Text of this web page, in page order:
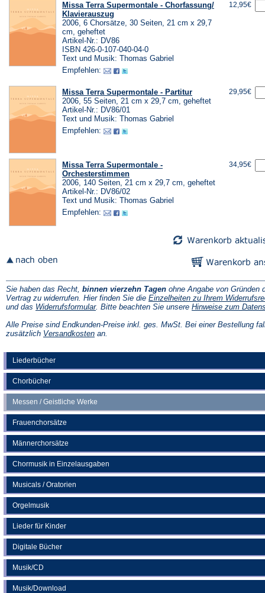
Liederbücher
Chorbücher
Messen / Geistliche Werke
Frauenchorsätze
Männerchorsätze
Chormusik in Einzelausgaben
Musicals / Oratorien
Orgelmusik
Lieder für Kinder
Digitale Bücher
Musik/CD
Musik/Download
Missa Terra Supermontale - Chorfassung/
Klavierauszug
2006, 6 Chorsätze, 30 Seiten, 21 cm x 29,7
cm, geheftet
Artikel-Nr.: DV86
ISBN 426-0-107-040-04-0
Text und Musik: Thomas Gabriel
Empfehlen:
12,95€
Missa Terra Supermontale - Partitur
2006, 55 Seiten, 21 cm x 29,7 cm, geheftet
Artikel-Nr.: DV86/01
Text und Musik: Thomas Gabriel
Empfehlen:
29,95€
Missa Terra Supermontale -
Orchesterstimmen
2006, 140 Seiten, 21 cm x 29,7 cm, geheftet
Artikel-Nr.: DV86/02
Text und Musik: Thomas Gabriel
Empfehlen:
34,95€
Sie haben das Recht, binnen vierzehn Tagen ohne Angabe von Gründen
Vertrag zu widerrufen. Hier finden Sie die Einzelheiten zu Ihrem
und das Widerrufsformular(Öffnet
einem
neuen
. Bitte beachten Sie unsere Hinweise zum
Alle Preise sind Endkunden-Preise inkl. ges. MwSt. Bei einer Bestellung
zusätzlich Versandkosten(Öffnet
an.